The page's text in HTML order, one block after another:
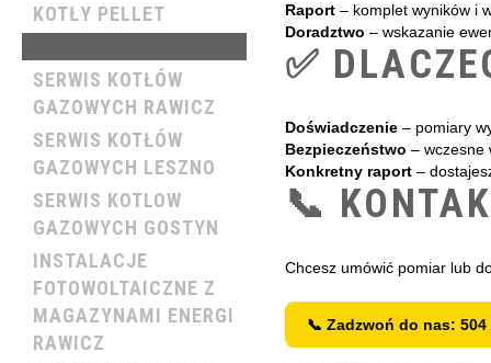
KOTŁY PELLET
SERWIS KOTŁÓW
GAZOWYCH RAWICZ
SERWIS KOTŁÓW
GAZOWYCH LESZNO
SERWIS KOTLOW
GAZOWYCH GOSTYN
INSTALACJE
FOTOWOLTAICZNE Z
MAGAZYNAMI ENERGI
RAWICZ
Raport– komplet wyników i
Doradztwo – wskazanie
✅
Doświadczenie– pomiary
Bezpieczeństwo – wczesne
Konkretny raport–
📞
Chcesz umówić pomiar lub
📞 Zadzwoń do nas: 504